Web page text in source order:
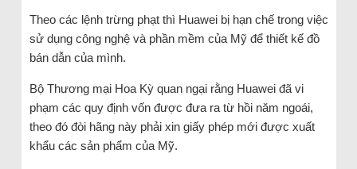
Theo các lệnh trừng phạt thì Huawei bị hạn chế trong việc
sử dụng công nghệ và phần mềm của Mỹ để thiết kế đồ
bán dẫn của mình.
Bộ Thương mại Hoa Kỳ quan ngại rằng Huawei đã vi
phạm các quy định vốn được đưa ra từ hồi năm ngoái,
theo đó đòi hãng này phải xin giấy phép mới được xuất
khẩu các sản phẩm của Mỹ.